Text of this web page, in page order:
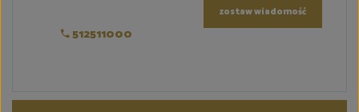
512511000
zostaw wiadomość